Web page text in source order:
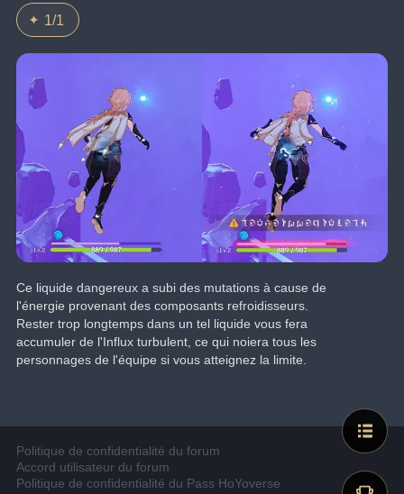
1/1
Ce liquide dangereux a subi des mutations à cause de
l'énergie provenant des composants refroidisseurs.
Rester trop longtemps dans un tel liquide vous fera
accumuler de l'Influx turbulent, ce qui noiera tous les
personnages de l'équipe si vous atteignez la limite.
Politique de confidentialité du forum
Accord utilisateur du forum
Politique de confidentialité du Pass HoYoverse